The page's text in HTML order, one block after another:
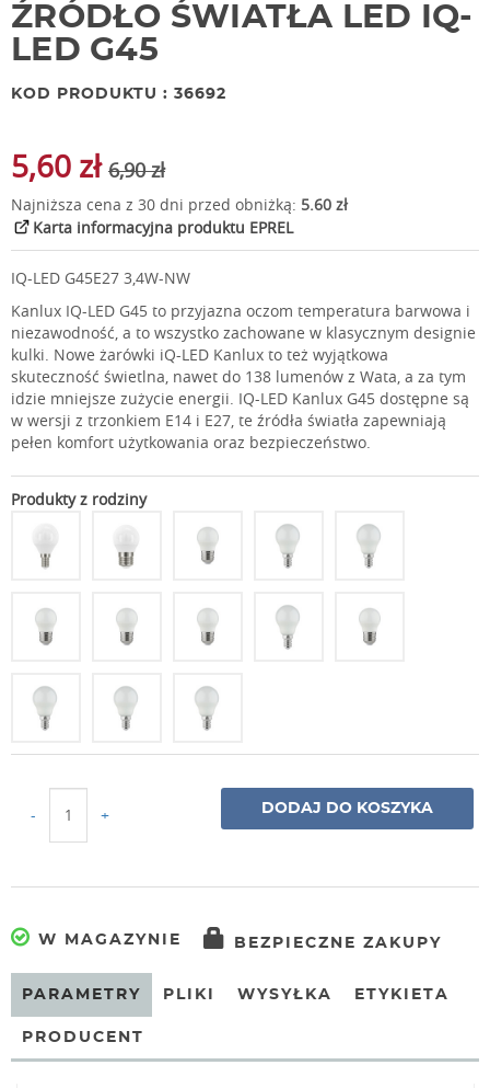
ŹRÓDŁO ŚWIATŁA LED IQ-
LED G45
KOD PRODUKTU : 36692
5,60 zł 6,90 zł
Najniższa cena z 30 dni przed obniżką: 5.60 zł
Karta informacyjna produktu EPREL
IQ-LED G45E27 3,4W-NW
Kanlux IQ-LED G45 to przyjazna oczom temperatura barwowa i
niezawodność, a to wszystko zachowane w klasycznym designie
kulki. Nowe żarówki iQ-LED Kanlux to też wyjątkowa
skuteczność świetlna, nawet do 138 lumenów z Wata, a za tym
idzie mniejsze zużycie energii. IQ-LED Kanlux G45 dostępne są
w wersji z trzonkiem E14 i E27, te źródła światła zapewniają
pełen komfort użytkowania oraz bezpieczeństwo.
Produkty z rodziny
- + DODAJ DO KOSZYKA
W MAGAZYNIE BEZPIECZNE ZAKUPY
PARAMETRY PLIKI WYSYŁKA ETYKIETA
PRODUCENT